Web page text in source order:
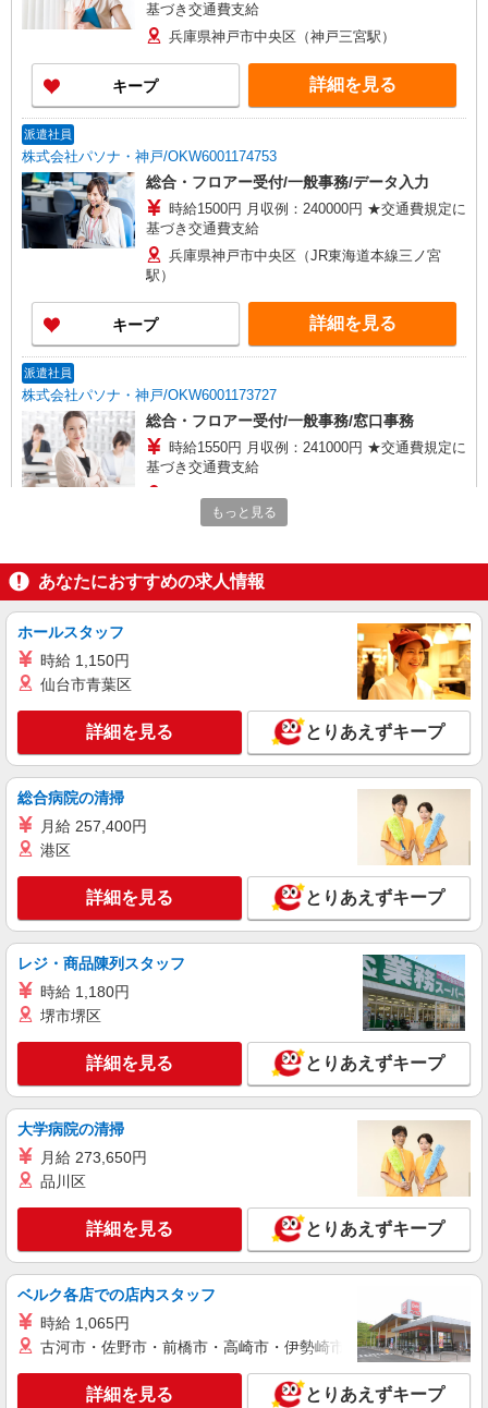
基づき交通費支給
兵庫県神戸市中央区（神戸三宮駅）
キープ 詳細を見る
派遣社員
株式会社パソナ・神戸/OKW6001174753
総合・フロアー受付/一般事務/データ入力
時給1500円 月収例：240000円 ★交通費規定に
基づき交通費支給
兵庫県神戸市中央区（JR東海道本線三ノ宮
駅）
キープ 詳細を見る
派遣社員
株式会社パソナ・神戸/OKW6001173727
総合・フロアー受付/一般事務/窓口事務
時給1550円 月収例：241000円 ★交通費規定に
基づき交通費支給
兵庫県神戸市中央区（神戸市営地下鉄西神・山
手線三宮駅）
キープ 詳細を見る
紹介予定派遣
株式会社パソナ・神戸/OKW6001175447
時給1450円 ★交通費規定に基づき交通費支給
兵庫県神戸市中央区（JR東海道本線三ノ宮
駅）
キープ 詳細を見る
派遣社員
株式会社パソナ・神戸/OKW6001175039
総合・フロアー受付/一般事務/窓口事務
時給1550円 月収例：241000円 ★交通費規定に
基づき交通費支給
兵庫県神戸市中央区（神戸市営地下鉄西神・山
手線三宮駅）
詳細を見る
パーソルエクセルHRパートナーズ株式会社
［新神戸駅］安定×長期♪受付のオシゴト
兵庫県神戸市中央区／最寄駅：新神戸駅
キープ 詳細を見る
パーソルエクセルHRパートナーズ株式会社
人間ドックに関する案内や事務
時給1,330円 ※当社規定あり
兵庫県神戸市中央区／最寄駅：新神戸駅
もっと見る
あなたにおすすめの求人情報
ホールスタッフ
時給 1,150円
仙台市青葉区
詳細を見る とりあえずキープ
総合病院の清掃
月給 257,400円
港区
詳細を見る とりあえずキープ
レジ・商品陳列スタッフ
時給 1,180円
堺市堺区
詳細を見る とりあえずキープ
大学病院の清掃
月給 273,650円
品川区
詳細を見る とりあえずキープ
ベルク各店での店内スタッフ
時給 1,065円
古河市・佐野市・前橋市・高崎市・伊勢崎市・太田市・館林市
詳細を見る とりあえずキープ